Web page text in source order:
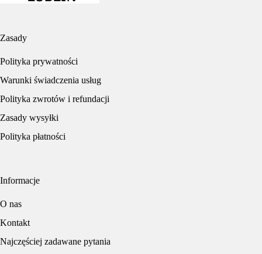
Zasady
Polityka prywatności
Warunki świadczenia usług
Polityka zwrotów i refundacji
Zasady wysyłki
Polityka płatności
Informacje
O nas
Kontakt
Najczęściej zadawane pytania